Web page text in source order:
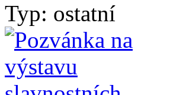
Typ: ostatní